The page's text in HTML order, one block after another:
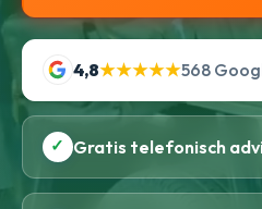
4,8★★★★★568
✓ Gratis telefonisch